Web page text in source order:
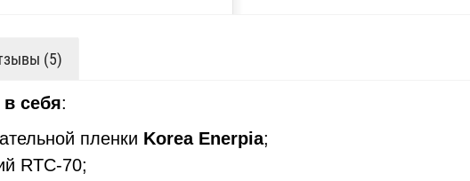
(5)
себя:
пленки Korea Enerpia;
RTC-70;